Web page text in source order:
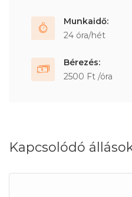
Munkaidő:
24 óra/hét
Bérezés:
2500 Ft /óra
Kapcsolódó